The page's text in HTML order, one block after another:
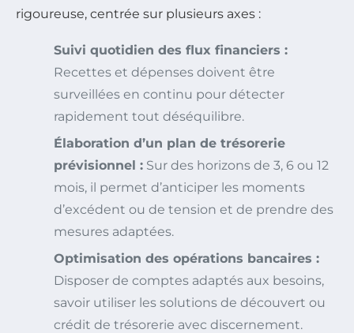
rigoureuse, centrée sur plusieurs axes :
Suivi quotidien des flux financiers :
Recettes et dépenses doivent être
surveillées en continu pour détecter
rapidement tout déséquilibre.
Élaboration d’un plan de trésorerie
prévisionnel : Sur des horizons de 3, 6 ou 12
mois, il permet d’anticiper les moments
d’excédent ou de tension et de prendre des
mesures adaptées.
Optimisation des opérations bancaires :
Disposer de comptes adaptés aux besoins,
savoir utiliser les solutions de découvert ou
crédit de trésorerie avec discernement.